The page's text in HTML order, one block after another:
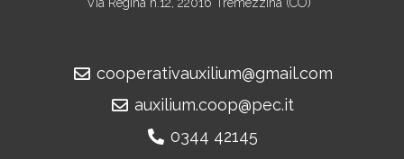
cooperativauxilium@gmail.com
auxilium.coop@pec.it
0344 42145